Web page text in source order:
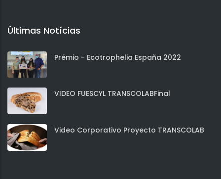
Últimas Notícias
Prémio - Ecotrophelia España 2022
VIDEO FUESCYL TRANSCOLABFinal
Video Corporativo Proyecto TRANSCOLAB